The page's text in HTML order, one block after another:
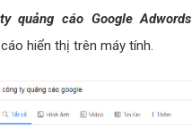
quảng cáo Google Adwords
hiển thị trên máy tính.